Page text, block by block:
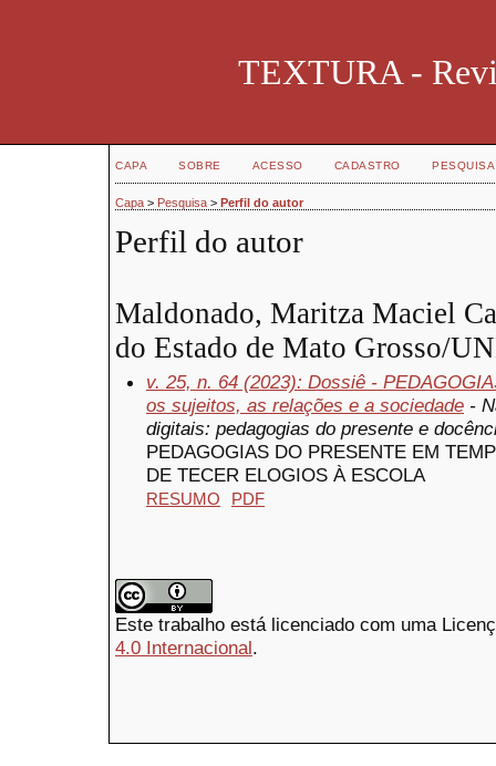
TEXTURA -
CAPA SOBRE ACESSO CADASTRO PESQUISA
Capa > Pesquisa > Perfil do autor
Perfil do autor
Maldonado, Maritza Maciel
do Estado de Mato Grosso/
v. 25, n. 64 (2023): Dossiê -
os sujeitos, as relações e a sociedade -
digitais: pedagogias do presente e
PEDAGOGIAS DO PRESENTE EM
DE TECER ELOGIOS À ESCOLA
RESUMO PDF
Este trabalho está licenciado com uma
4.0 Internacional.